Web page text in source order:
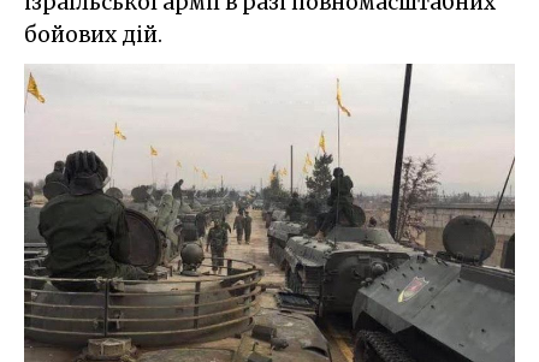
бойових дій.